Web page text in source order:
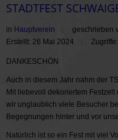
STADTFEST
in Hauptverein
geschrieben
Erstellt: 26 Mai 2024
DANKESCHÖN
Auch in diesem Jahr nahm der
Mit liebevoll dekoriertem
wir unglaublich viele Besucher
Begegnungen hinter und vor
Natürlich ist so ein Fest mit viel